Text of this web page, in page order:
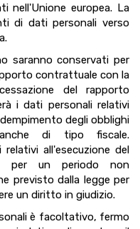
nell'Unione europea. La
di dati personali verso
saranno conservati per
contrattuale con la
del rapporto
i dati personali relativi
degli obblighi
di tipo fiscale.
all'esecuzione del
per un periodo non
previsto dalla legge per
un diritto in giudizio.
è facoltativo, fermo